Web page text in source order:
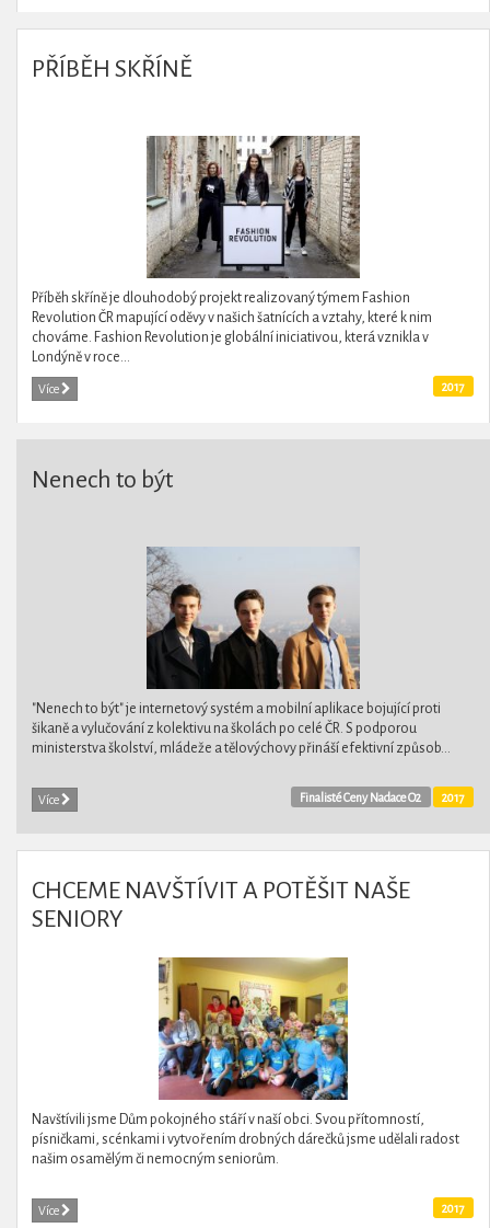
PŘÍBĚH SKŘÍNĚ
Příběh skříně je dlouhodobý projekt realizovaný týmem Fashion
Revolution ČR mapující oděvy v našich šatnících a vztahy, které k nim
chováme. Fashion Revolution je globální iniciativou, která vznikla v
Londýně v roce...
Více 2017
Nenech to být
"Nenech to být" je internetový systém a mobilní aplikace bojující proti
šikaně a vylučování z kolektivu na školách po celé ČR. S podporou
ministerstva školství, mládeže a tělovýchovy přináší efektivní způsob...
Více 2017
Finalisté Ceny Nadace O2
CHCEME NAVŠTÍVIT A POTĚŠIT NAŠE
SENIORY
Navštívili jsme Dům pokojného stáří v naší obci. Svou přítomností,
písničkami, scénkami i vytvořením drobných dárečků jsme udělali radost
našim osamělým či nemocným seniorům.
Více 2017